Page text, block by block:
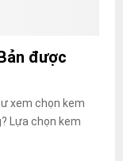
được
xem chọn kem
Lựa chọn kem